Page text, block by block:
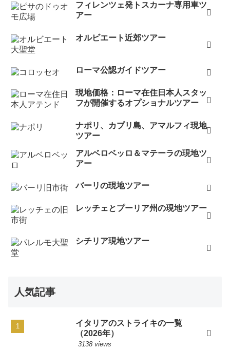
フィレンツェ発トスカーナ専用車ツ
アー
オルビエート近郊ツアー
ローマ公認ガイドツアー
現地価格：ローマ在住日本人スタッ
フが開催するオプショナルツアー
ナポリ、カプリ島、アマルフィ現地
ツアー
アルベロベッロ＆マテーラの現地ツ
アー
バーリの現地ツアー
レッチェとプーリア州の現地ツアー
シチリア現地ツアー
人気記事
イタリアのストライキの一覧
（2026年）
3138 views